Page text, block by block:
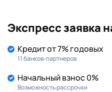
Экспресс заявка
Кредит от 7% годовых
11 банков-партнеров
Начальный взнос 0%
Возможность рассрочки